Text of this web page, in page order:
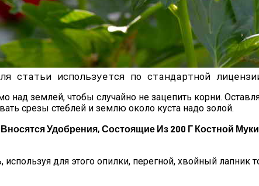
статьи используется по стандартной
над землей, чтобы случайно не зацепить корни.
срезы стеблей и землю около куста надо золой.
Удобрения, Состоящие Из 200 Г Костной
используя для этого опилки, перегной, хвойный